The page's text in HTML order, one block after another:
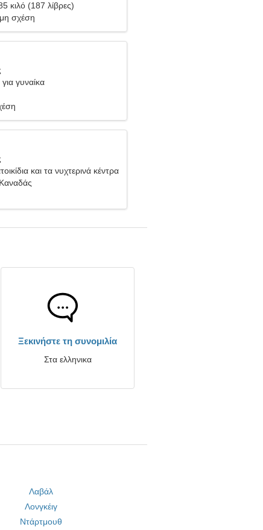
κιλό (187 λίβρες)
σχέση
γυναίκα
και τα νυχτερινά κέντρα
Ξεκινήστε τη συνομιλία
Στα ελληνικα
Λαβάλ
Λονγκέιγ
Ντάρτμουθ